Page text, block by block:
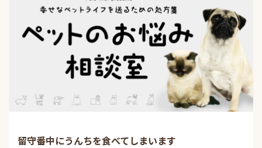
留守番中にうんちを食べてしまいます